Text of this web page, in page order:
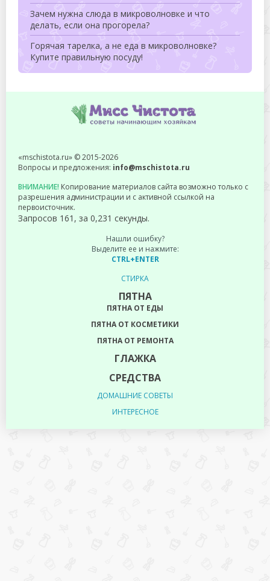
Зачем нужна слюда в микроволновке и что
делать, если она прогорела?
Горячая тарелка, а не еда в микроволновке?
Купите правильную посуду!
«mschistota.ru» © 2015-2026
Вопросы и предложения: info@mschistota.ru
ВНИМАНИЕ! Копирование материалов сайта возможно только с
разрешения администрации и с активной ссылкой на
первоисточник.
Запросов 161, за 0,231 секунды.
Нашли ошибку?
Выделите ее и нажмите:
CTRL+ENTER
СТИРКА
ПЯТНА
ПЯТНА ОТ ЕДЫ
ПЯТНА ОТ КОСМЕТИКИ
ПЯТНА ОТ РЕМОНТА
ГЛАЖКА
СРЕДСТВА
ДОМАШНИЕ СОВЕТЫ
ИНТЕРЕСНОЕ